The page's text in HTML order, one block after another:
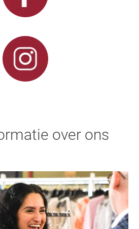
over ons